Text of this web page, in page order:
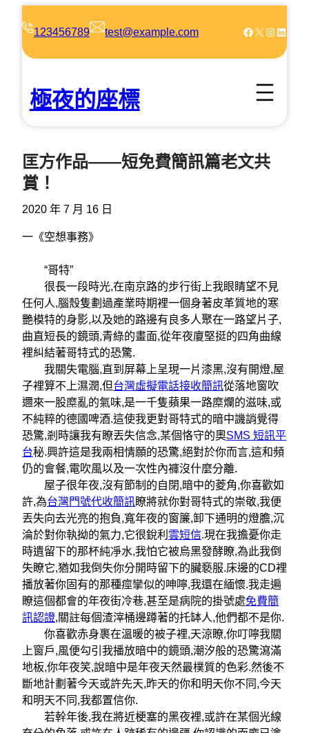
123456789 test@example.com Facebook X Instagram LinkedIn
極夜的座標
匡方作品——短免費簡訊篇老文共
賞！
2020 年 7 月 16 日
一《空想事務》
“哥特”
很長一段時光,在南京路的步行街上我眼睛望不見
任何人,腦殼隻劃過產業時期裡一個身著皮革質地的寒
艷模特的身影,以及她的路邊有良多人聚在一路望片子,
曲直短長的鏡頭,青綠的畫面,從年夜廈堅挺的四角曲線
裡糾結著哥特式的恐驚.
我關失電腦,直到屏幕上呈現一片漆黑,沒有開燈,屋
子裡算不上濕潤,但台灣虛擬電話接收簡訊從落地窗吹
邇來一股糜亂的氣味,是一千隻蘋果一路糜爛的滋味,或
不純粹的德國啤酒.這使我更對哥特式的暗中譏誚覺得
恐驚,剎時讓我有瞭丟失信念,某個恪守的奧SMS 短訊平
台秘.興許這是我兩相情願的恐驚,絕對於你而言,這和頻
仍的會餐,電吹風以及一次性內褲沒什麼分離.
屋子很年夜,沒有節制的自閉,暗中的菱角,你喜歡如
許,為台灣門號代收簡訊瞭將就你對哥特式的崇敬,我便
丟失向去光亮的抱負,寬年夜的窗簾,卸下通明的燈膽,沉
淪於對你執拗的氣力,它很銳利 雲短信.現在我擔憂你走
時遺留下的那杯純凈水,我怕它被烏黑發酵瞭,為此我倒
失瞭它,猶如我倒失你分開時留下的臟褻服.床邊的CD裡
播放著你固有的那種痙攣似的呻嚀,我還在緬懷.我走遍
瞭這個都會的年夜街冷巷,甚至是病院的掛號處免費簡
訊認證,關註每個渣滓桶邊蹲著的托缽人,他們都不是你.
你喜歡赤身裹在溫暖的被子裡,天涼瞭,你叮嚀我關
上窗戶,風便勾引我播放暗中的鏡頭,潮汐般的恐驚瀉滿
地板,你年夜笑,說暗中是年夜天然最樸質的色彩.然後不
斷地計劃著今天或許先天,昨天的你和明天你不同,今天
和明天不同,我都置信你.
若幹年後,我在將近梗塞的黑夜裡,或許在某個光線